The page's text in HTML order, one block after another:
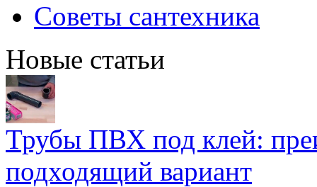
Советы сантехника
Новые статьи
Трубы ПВХ под клей:
подходящий вариант